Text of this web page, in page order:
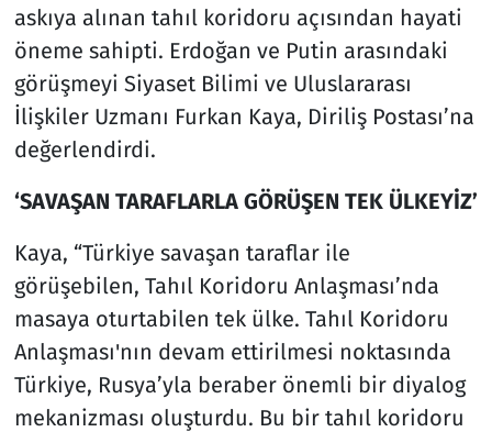
askıya alınan tahıl koridoru açısından hayati
öneme sahipti. Erdoğan ve Putin arasındaki
görüşmeyi Siyaset Bilimi ve Uluslararası
İlişkiler Uzmanı Furkan Kaya, Diriliş Postası’na
değerlendirdi.
‘SAVAŞAN TARAFLARLA GÖRÜŞEN TEK ÜLKEYİZ’
Kaya, “Türkiye savaşan taraflar ile
görüşebilen, Tahıl Koridoru Anlaşması’nda
masaya oturtabilen tek ülke. Tahıl Koridoru
Anlaşması'nın devam ettirilmesi noktasında
Türkiye, Rusya’yla beraber önemli bir diyalog
mekanizması oluşturdu. Bu bir tahıl koridoru
Televizyon